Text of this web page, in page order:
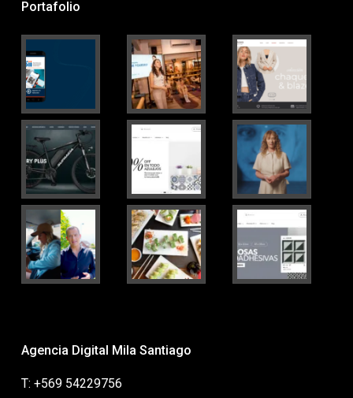
Portafolio
Agencia Digital Mila Santiago
T: +569 54229756